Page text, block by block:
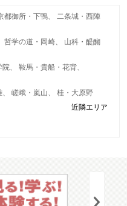
都御所・下鴨
二条城・西陣
哲学の道・岡崎
山科・醍醐
院
鞍馬・貴船・花背
嵯峨・嵐山
桂・大原野
近隣エリア